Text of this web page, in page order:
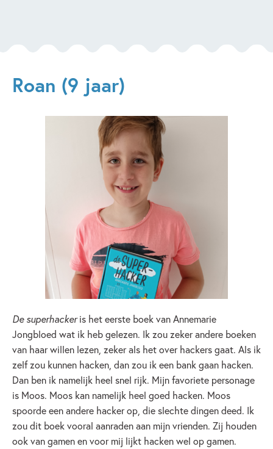
Roan (9 jaar)
De superhackeris het eerste boek van Annemarie
Jongbloed wat ik heb gelezen. Ik zou zeker andere boeken
van haar willen lezen, zeker als het over hackers gaat. Als ik
zelf zou kunnen hacken, dan zou ik een bank gaan hacken.
Dan ben ik namelijk heel snel rijk. Mijn favoriete personage
is Moos. Moos kan namelijk heel goed hacken. Moos
spoorde een andere hacker op, die slechte dingen deed. Ik
zou dit boek vooral aanraden aan mijn vrienden. Zij houden
ook van gamen en voor mij lijkt hacken wel op gamen.